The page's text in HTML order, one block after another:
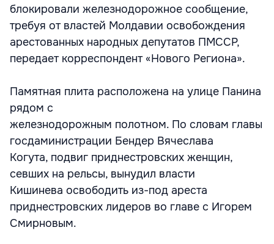
блокировали железнодорожное сообщение,
требуя от властей Молдавии освобождения
арестованных народных депутатов ПМССР,
передает корреспондент «Нового Региона».
Памятная плита расположена на улице Панина
рядом с
железнодорожным полотном. По словам главы
госдаминистрации Бендер Вячеслава
Когута, подвиг приднестровских женщин,
севших на рельсы, вынудил власти
Кишинева освободить из-под ареста
приднестровских лидеров во главе с Игорем
Смирновым.